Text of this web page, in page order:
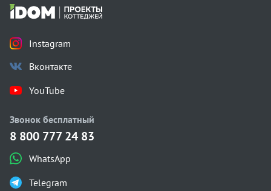
Instagram
Вконтакте
YouTube
Звонок бесплатный
8 800 777 24 83
WhatsApp
Telegram